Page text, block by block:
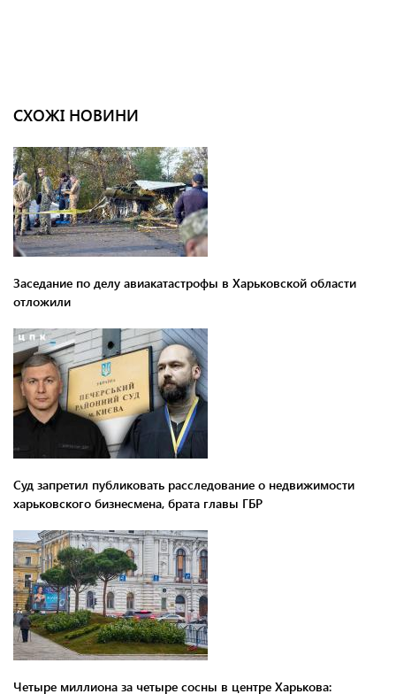
СХОЖІ НОВИНИ
Заседание по делу авиакатастрофы в Харьковской области
отложили
Суд запретил публиковать расследование о недвижимости
харьковского бизнесмена, брата главы ГБР
Четыре миллиона за четыре сосны в центре Харькова: